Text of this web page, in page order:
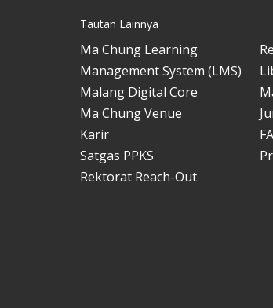
Tautan Lainnya
Ma Chung Learning
Management System (LMS)
Malang Digital Core
Ma Chung Venue
Karir
Satgas PPKS
Rektorat Reach-Out